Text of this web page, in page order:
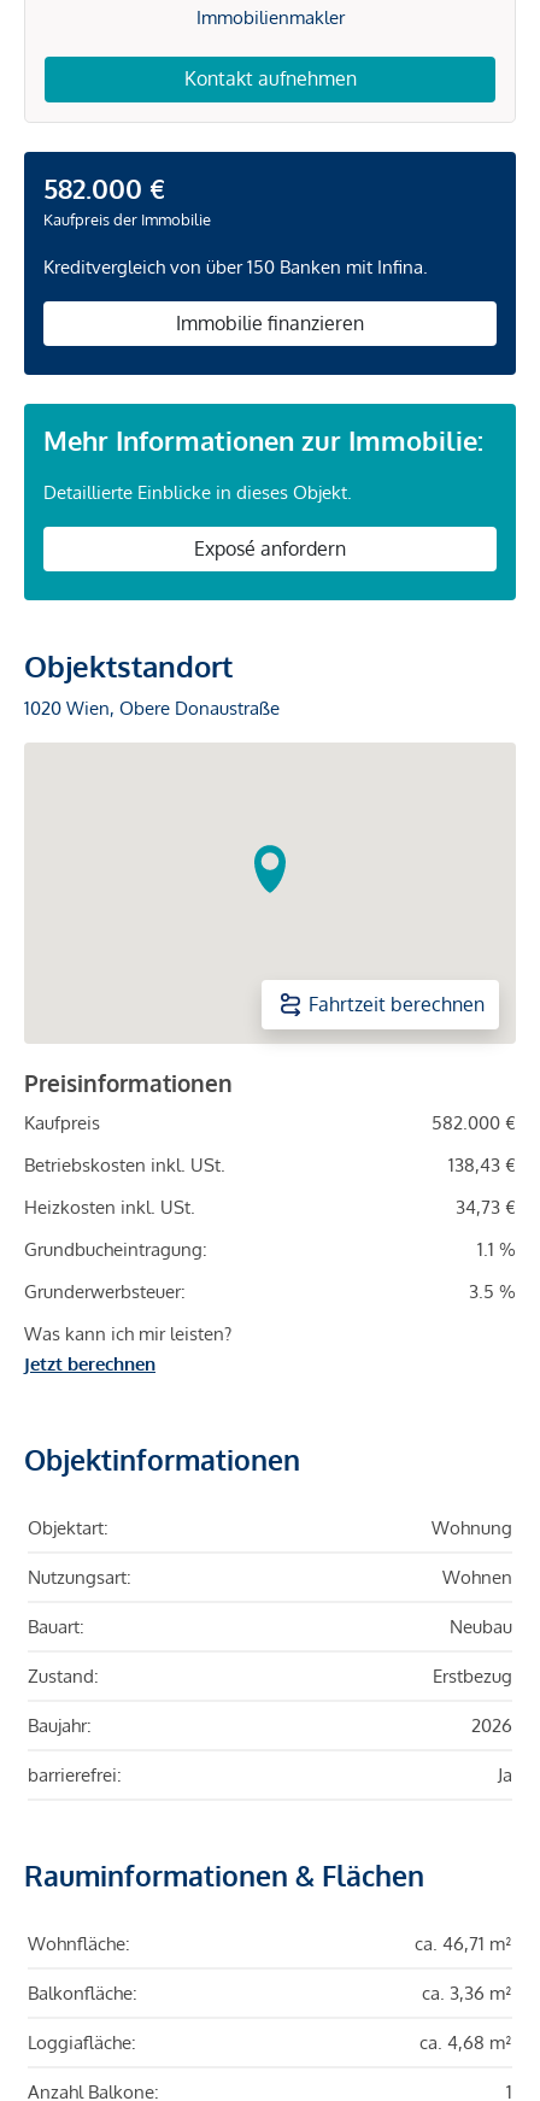
Immobilienmakler
Kontakt aufnehmen
582.000 €
Kaufpreis der Immobilie
Kreditvergleich von über 150 Banken mit Infina.
Immobilie finanzieren
Mehr Informationen zur Immobilie:
Detaillierte Einblicke in dieses Objekt.
Exposé anfordern
Objektstandort
1020 Wien, Obere Donaustraße
Fahrtzeit berechnen
Preisinformationen
Kaufpreis
582.000 €
Betriebskosten inkl. USt.
138,43 €
Heizkosten inkl. USt.
34,73 €
Grundbucheintragung:
1.1 %
Grunderwerbsteuer:
3.5 %
Was kann ich mir leisten?
Jetzt berechnen
Objektinformationen
Objektart: Wohnung
Nutzungsart: Wohnen
Bauart: Neubau
Zustand: Erstbezug
Baujahr: 2026
barrierefrei: Ja
Rauminformationen & Flächen
Wohnfläche: ca. 46,71 m²
Balkonfläche: ca. 3,36 m²
Loggiafläche: ca. 4,68 m²
Anzahl Balkone: 1